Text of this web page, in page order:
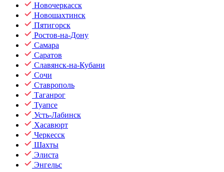
Новочеркасск
Новошахтинск
Пятигорск
Ростов-на-Дону
Самара
Саратов
Славянск-на-Кубани
Сочи
Ставрополь
Таганрог
Туапсе
Усть-Лабинск
Хасавюрт
Черкесск
Шахты
Элиста
Энгельс